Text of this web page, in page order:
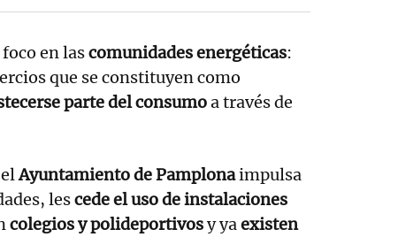
en lascomunidades energéticas:
que se constituyen como
parte del consumoa través de
elAyuntamiento de Pamplonaimpulsa
lescede el uso de instalaciones
colegios y polideportivosy yaexisten